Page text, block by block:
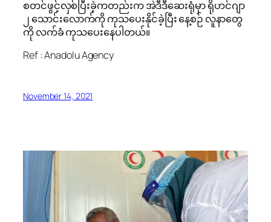
စတင်ဖွင့်လှစ်ပြီးခဲ့ကတည်းက အဲဒီဒီဆေးရုံမှာ ရိုဟင်ဂျာ
၂ သောင်းလောက်ကို ကုသပေးနိုင်ခဲ့ပြီး နေ့စဉ် လူနာတွေ
ကို လက်ခံ ကုသပေးနေပါတယ်။
Ref : Anadolu Agency
November 14, 2021